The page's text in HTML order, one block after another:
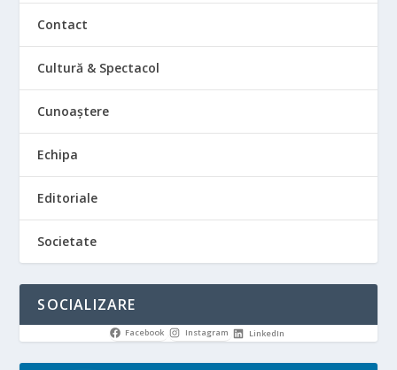
Contact
Cultură & Spectacol
Cunoaștere
Echipa
Editoriale
Societate
SOCIALIZARE
Facebook Instagram LinkedIn